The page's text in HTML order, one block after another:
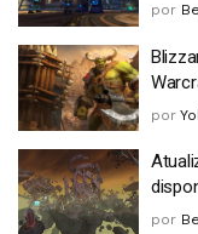
por
por
por